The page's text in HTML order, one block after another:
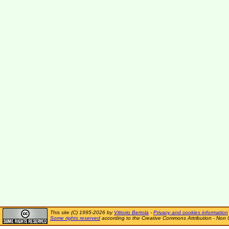
This site (C) 1995-2026 by Vittorio Bertola - Privacy and cookies information
Some rights reserved according to the Creative Commons Attribution - Non